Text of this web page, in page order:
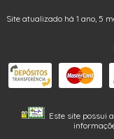
Site atualizado há 1 ano, 5
Este site possui